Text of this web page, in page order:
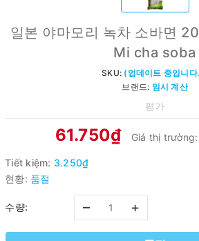
일본 야마모리 녹차 소바면
Mi cha soba
SKU: (업데이트 중입니
브랜드: 임시 계산
평가
61.750₫ Giá thị
Tiết kiệm: 3.250₫
현황: 품절
수량: – +